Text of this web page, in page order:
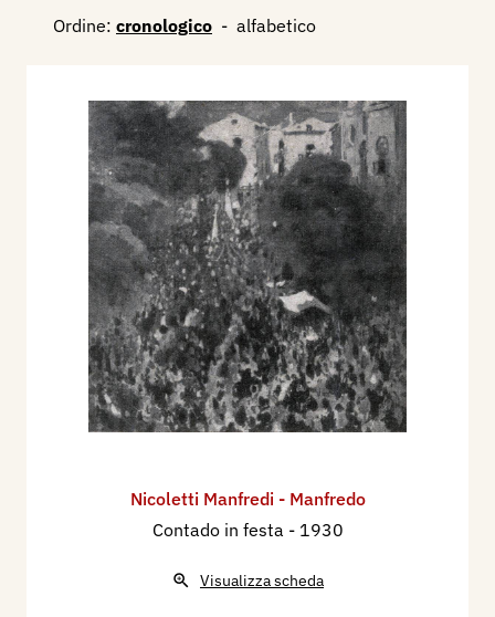
Ordine: cronologico - alfabetico
Nicoletti Manfredi - Manfredo
Contado in festa - 1930
Visualizza scheda